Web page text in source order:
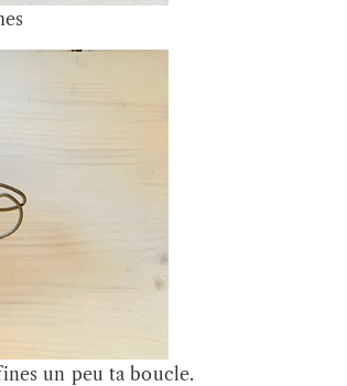
un peu ta boucle.